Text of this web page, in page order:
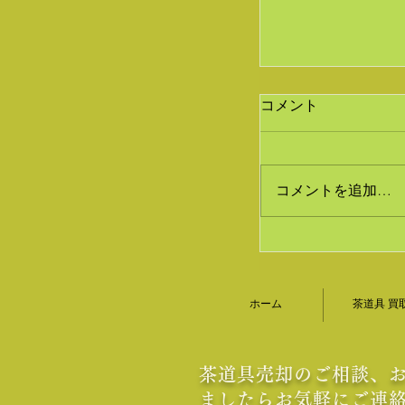
煎茶道具 京焼
たしました｜
｜香月苑
コメント
コメントを追加…
ホーム 茶道具 買
茶道具売却のご相談、
ましたらお気軽にご連